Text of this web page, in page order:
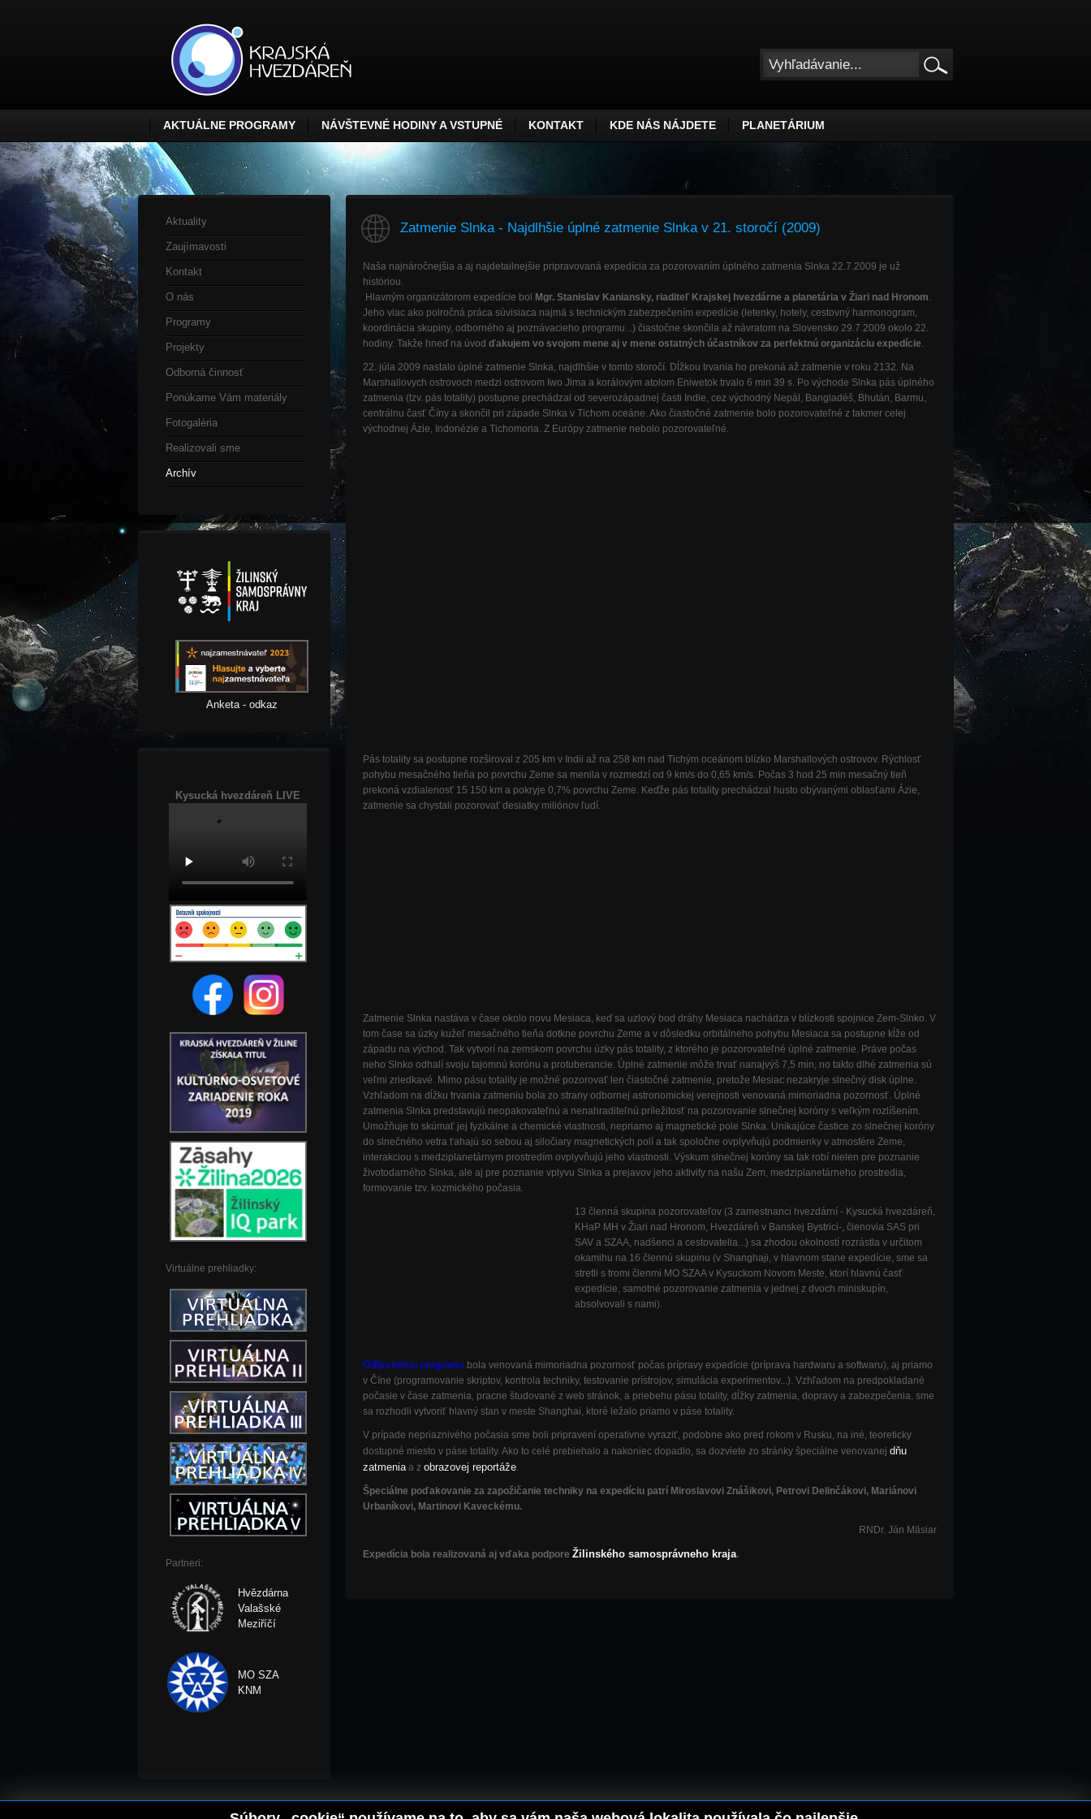
AKTUÁLNE PROGRAMY NÁVŠTEVNÉ HODINY A VSTUPNÉ KONTAKT KDE NÁS NÁJDETE PLANETÁRIUM
Aktuality
Zaujímavosti
Kontakt
O nás
Programy
Projekty
Odborná činnosť
Ponúkame Vám materiály
Fotogaléria
Realizovali sme
Archív
Anketa - odkaz
Kysucká hvezdáreň LIVE
Virtuálne prehliadky:
Partneri:
Hvězdárna
Valašské
Meziříčí
MO SZA
KNM
Zatmenie Slnka - Najdlhšie úplné zatmenie Slnka v 21. storočí (2009)
Naša najnáročnejšia a aj najdetailnejšie pripravovaná expedícia za pozorovaním úplného zatmenia Slnka 22.7.2009 je už
históriou.
Hlavným organizátorom expedície bol
Mgr. Stanislav Kaniansky, riaditeľ Krajskej hvezdárne a planetária v Žiari nad Hronom.
Jeho viac ako polročná práca súvisiaca najmä s technickým zabezpečením expedície (letenky, hotely, cestovný harmonogram,
koordinácia skupiny, odborného aj poznávacieho programu...) čiastočne skončila až návratom na Slovensko 29.7.2009 okolo 22.
hodiny. Takže hneď na úvod ďakujem vo svojom mene aj v mene ostatných účastníkov za perfektnú organizáciu expedície.
22. júla 2009 nastalo úplné zatmenie Slnka, najdlhšie v tomto storočí. Dĺžkou trvania ho prekoná až zatmenie v roku 2132. Na
Marshallovych ostrovoch medzi ostrovom Iwo Jima a korálovým atolom Eniwetok trvalo 6 min 39 s. Po východe Slnka pás úplného
zatmenia (tzv. pás totality) postupne prechádzal od severozápadnej časti Indie, cez východný Nepál, Bangladéš, Bhután, Barmu,
centrálnu časť Číny a skončil pri západe Slnka v Tichom oceáne. Ako čiastočné zatmenie bolo pozorovateľné z takmer celej
východnej Ázie, Indonézie a Tichomoria. Z Európy zatmenie nebolo pozorovateľné.
Pás totality sa postupne rozširoval z 205 km v Indii až na 258 km nad Tichým oceánom blízko Marshallových ostrovov. Rýchlosť
pohybu mesačného tieňa po povrchu Zeme sa menila v rozmedzí od 9 km/s do 0,65 km/s. Počas 3 hod 25 min mesačný tieň
prekoná vzdialenosť 15 150 km a pokryje 0,7% povrchu Zeme. Keďže pás totality prechádzal husto obývanými oblasťami Ázie,
zatmenie sa chystali pozorovať desiatky miliónov ľudí.
Zatmenie Slnka nastáva v čase okolo novu Mesiaca, keď sa uzlový bod dráhy Mesiaca nachádza v blízkosti spojnice Zem-Slnko. V
tom čase sa úzky kužeľ mesačného tieňa dotkne povrchu Zeme a v dôsledku orbitálneho pohybu Mesiaca sa postupne kĺže od
západu na východ. Tak vytvorí na zemskom povrchu úzky pás totality, z ktorého je pozorovateľné úplné zatmenie. Práve počas
neho Slnko odhalí svoju tajomnú korónu a protuberancie. Úplné zatmenie môže trvať nanajvýš 7,5 min, no takto dlhé zatmenia sú
veľmi zriedkavé. Mimo pásu totality je možné pozorovať len čiastočné zatmenie, pretože Mesiac nezakryje slnečný disk úplne.
Vzhľadom na dĺžku trvania zatmeniu bola zo strany odbornej astronomickej verejnosti venovaná mimoriadna pozornosť. Úplné
zatmenia Slnka predstavujú neopakovateľnú a nenahraditeľnú príležitosť na pozorovanie slnečnej koróny s veľkým rozlíšením.
Umožňuje to skúmať jej fyzikálne a chemické vlastnosti, nepriamo aj magnetické pole Slnka. Unikajúce častice zo slnečnej koróny
do slnečného vetra ťahajú so sebou aj siločiary magnetických polí a tak spoločne ovplyvňujú podmienky v atmosfére Zeme,
interakciou s medziplanetárnym prostredím ovplyvňujú jeho vlastnosti. Výskum slnečnej koróny sa tak robí nielen pre poznanie
životodarného Slnka, ale aj pre poznanie vplyvu Slnka a prejavov jeho aktivity na našu Zem, medziplanetárneho prostredia,
formovanie tzv. kozmického počasia.
13 členná skupina pozorovateľov (3 zamestnanci hvezdární - Kysucká hvezdáreň,
KHaP MH v Žiari nad Hronom, Hvezdáreň v Banskej Bystrici-, členovia SAS pri
SAV a SZAA, nadšenci a cestovatelia...) sa zhodou okolností rozrástla v určitom
okamihu na 16 člennú skupinu (v Shanghaji, v hlavnom stane expedície, sme sa
stretli s tromi členmi MO SZAA v Kysuckom Novom Meste, ktorí hlavnú časť
expedície, samotné pozorovanie zatmenia v jednej z dvoch miniskupín,
absolvovali s nami).
Odbornému programubola venovaná mimoriadna pozornosť počas prípravy expedície (príprava hardwaru a softwaru), aj priamo
v Číne (programovanie skriptov, kontrola techniky, testovanie prístrojov, simulácia experimentov...). Vzhľadom na predpokladané
počasie v čase zatmenia, pracne študované z web stránok, a priebehu pásu totality, dĺžky zatmenia, dopravy a zabezpečenia, sme
sa rozhodli vytvoriť hlavný stan v meste Shanghai, ktoré ležalo priamo v páse totality.
V prípade nepriaznivého počasia sme boli pripravení operatívne vyraziť, podobne ako pred rokom v Rusku, na iné, teoreticky
dostupné miesto v páse totality. Ako to celé prebiehalo a nakoniec dopadlo, sa dozviete zo stránky špeciálne venovanej dňu
zatmeniaa z obrazovej reportáže.
Špeciálne poďakovanie za zapožičanie techniky na expedíciu patrí Miroslavovi Znášikovi, Petrovi Delinčákovi, Mariánovi
Urbaníkovi, Martinovi Kaveckému.
RNDr. Ján Mäsiar
Expedícia bola realizovaná aj vďaka podpore Žilinského samosprávneho kraja.